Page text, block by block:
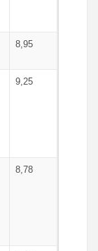
8,95
9,25
8,78